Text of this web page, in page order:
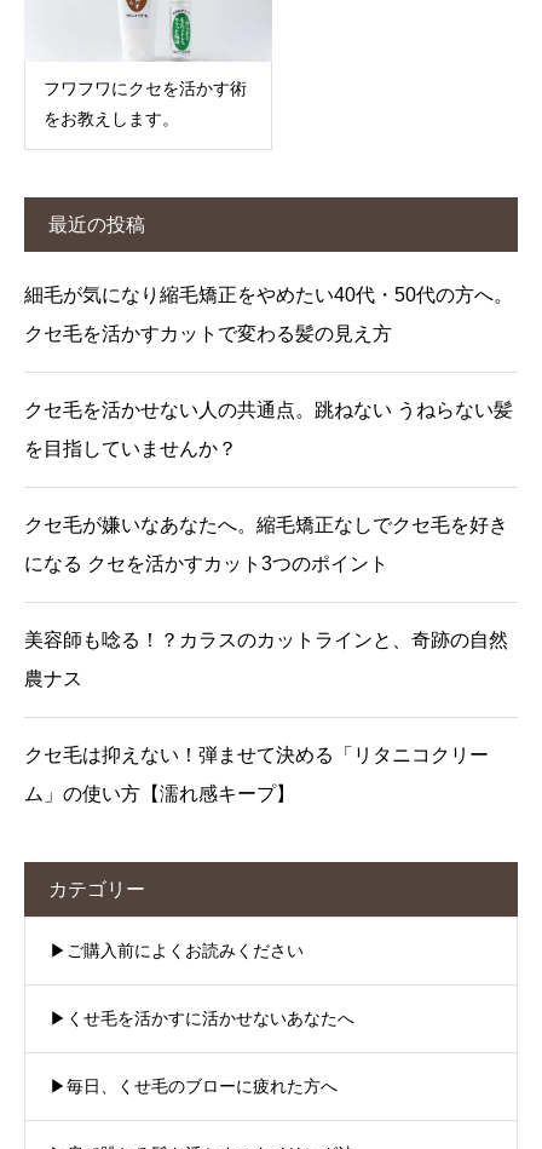
フワフワにクセを活かす術
をお教えします。
最近の投稿
細毛が気になり縮毛矯正をやめたい40代・50代の方へ。
クセ毛を活かすカットで変わる髪の見え方
クセ毛を活かせない人の共通点。跳ねない うねらない髪
を目指していませんか？
クセ毛が嫌いなあなたへ。縮毛矯正なしでクセ毛を好き
になる クセを活かすカット3つのポイント
美容師も唸る！？カラスのカットラインと、奇跡の自然
農ナス
クセ毛は抑えない！弾ませて決める「リタニコクリー
ム」の使い方【濡れ感キープ】
カテゴリー
▶︎ご購入前によくお読みください
▶︎くせ毛を活かすに活かせないあなたへ
▶︎毎日、くせ毛のブローに疲れた方へ